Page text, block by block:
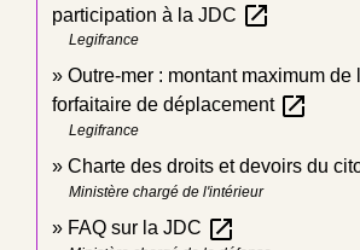
participation à la JDC open_in_new
Legifrance
Outre-mer : montant maximum de
forfaitaire de déplacement open_in_new
Legifrance
Charte des droits et devoirs du
Ministère chargé de l'intérieur
FAQ sur la JDC open_in_new